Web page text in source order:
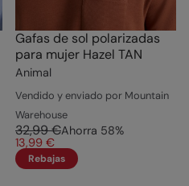
Gafas de sol polarizadas
para mujer Hazel TAN
Animal
Vendido y enviado por Mountain
Warehouse
32,99 €Ahorra 58%
13,99 €
Rebajas